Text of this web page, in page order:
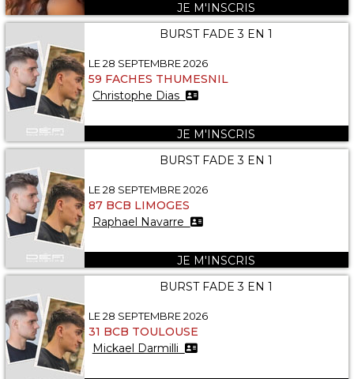
JE M'INSCRIS
BURST FADE 3 EN 1
LE 28 SEPTEMBRE 2026
59 FACHES THUMESNIL
Christophe Dias
JE M'INSCRIS
BURST FADE 3 EN 1
LE 28 SEPTEMBRE 2026
87 BCB LIMOGES
Raphael Navarre
JE M'INSCRIS
BURST FADE 3 EN 1
LE 28 SEPTEMBRE 2026
31 BCB TOULOUSE
Mickael Darmilli